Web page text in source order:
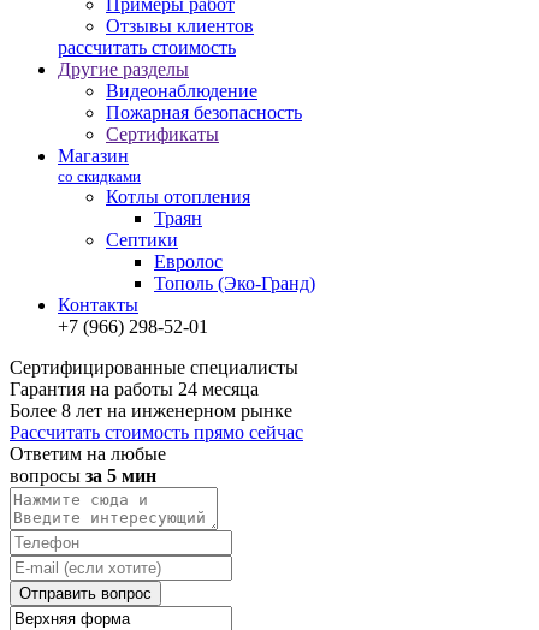
Примеры работ
Отзывы клиентов
рассчитать стоимость
Другие разделы
Видеонаблюдение
Пожарная безопасность
Сертификаты
Магазин
со скидками
Котлы отопления
Траян
Септики
Евролос
Тополь (Эко-Гранд)
Контакты
+7 (966) 298-52-01
Сертифицированные специалисты
Гарантия на работы 24 месяца
Более 8 лет на инженерном рынке
Рассчитать стоимость прямо сейчас
Ответим на любые
вопросы за 5 мин
Отправить вопрос